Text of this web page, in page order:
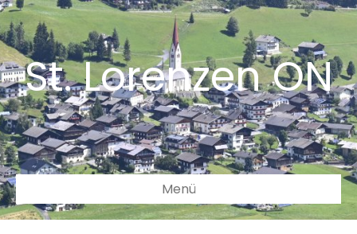
St. Lorenzen ON
Menü